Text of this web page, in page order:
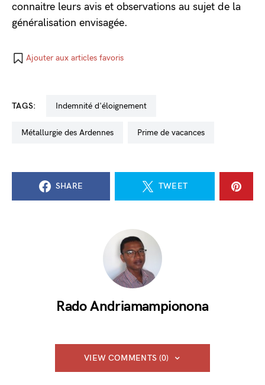
connaitre leurs avis et observations au sujet de la
généralisation envisagée.
Ajouter aux articles favoris
TAGS: indemnité d'éloignement
métallurgie des Ardennes prime de vacances
SHARE TWEET
Rado Andriamampionona
VIEW COMMENTS (0)